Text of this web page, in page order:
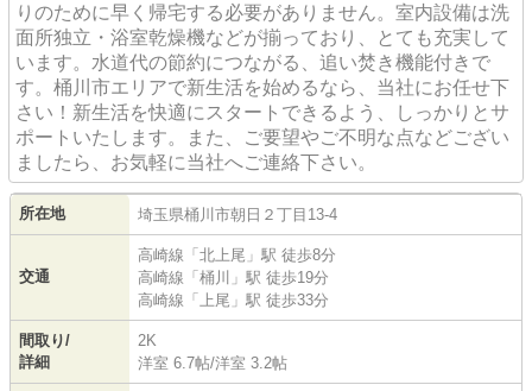
りのために早く帰宅する必要がありません。室内設備は洗
面所独立・浴室乾燥機などが揃っており、とても充実して
います。水道代の節約につながる、追い焚き機能付きで
す。桶川市エリアで新生活を始めるなら、当社にお任せ下
さい！新生活を快適にスタートできるよう、しっかりとサ
ポートいたします。また、ご要望やご不明な点などござい
ましたら、お気軽に当社へご連絡下さい。
所在地 埼玉県桶川市朝日 ２丁目13-4
交通
高崎線 「 北上尾 」駅 徒歩8分
高崎線 「 桶川
」駅 徒歩19分
高崎線 「 上尾 」駅 徒歩33分
間取り/
詳細
2K
洋室 6.7帖/洋室 3.2帖